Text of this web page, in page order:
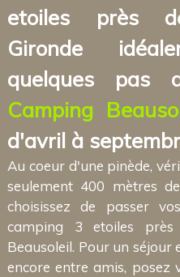
etoiles près
Gironde
quelques pas
Camping
d'avril à
Au coeur d'une pinède,
seulement 400 mètres
choisissez de passer
camping 3 etoiles près
Beausoleil. Pour un séjour
encore entre amis, posez